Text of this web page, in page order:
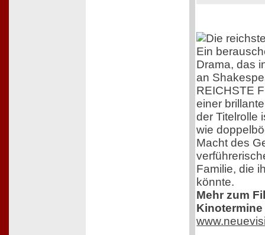
Ein
Drama, das
an
REICHSTE
einer
der Titelrolle
wie
Macht des
Familie, die
könnte.
Mehr zum